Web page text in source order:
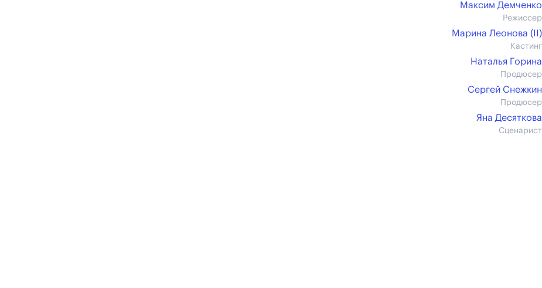
Максим Демченко
Режиссер
Марина Леонова (II)
Кастинг
Наталья Горина
Продюсер
Сергей Снежкин
Продюсер
Яна Десяткова
Сценарист